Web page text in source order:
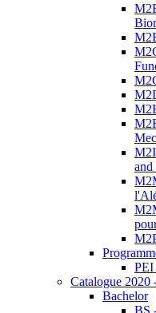
and
PEI
Catalogue 2020
Bachelor
BS